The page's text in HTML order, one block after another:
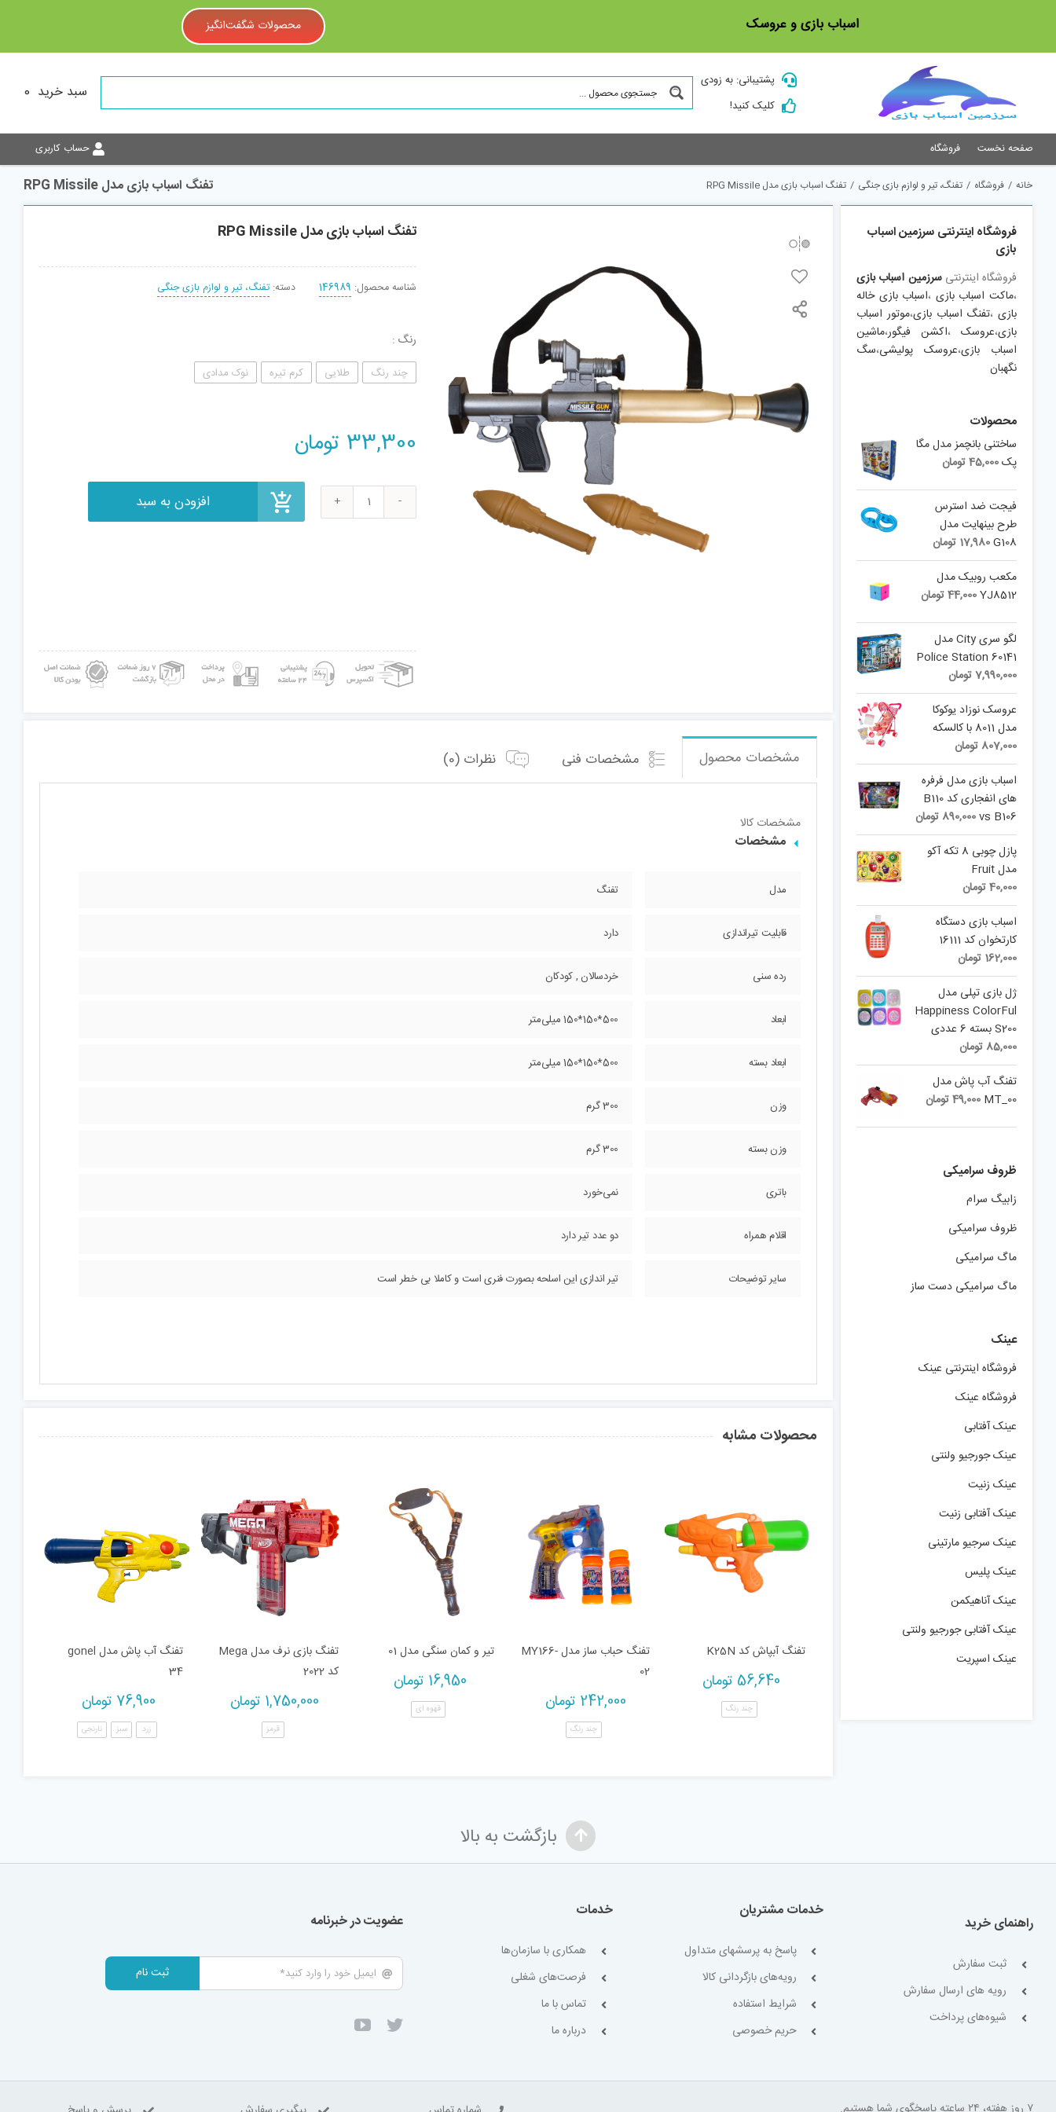
اسباب بازی و عروسک محصولات شگفت‌انگیز
پشتیبانی: به زودی
کلیک کنید!
سبد خرید 0
صفحه نخست فروشگاه حساب کاربری
تفنگ اسباب بازی مدل RPG Missile خانه / فروشگاه / تفنگ، تیر و لوازم بازی جنگی / تفنگ اسباب بازی مدل RPG Missile
تفنگ اسباب بازی مدل RPG Missile
شناسه محصول: 146989 دسته: تفنگ، تیر و لوازم بازی جنگی
رنگ
چند رنگ طلایی کرم تیره نوک مدادی
33,300 تومان
تفنگ
مشخصات محصول مشخصات فنی نظرات (0)
مشخصات کالا
مشخصات
مدل تفنگ
قابلیت تیراندازی دارد
رده سنی خردسالان , کودکان
ابعاد 500*150*150 میلی‌متر
ابعاد بسته 500*150*150 میلی‌متر
وزن 300 گرم
وزن بسته 300 گرم
باتری نمی‌خورد
اقلام همراه دو عدد تیر دارد
سایر توضیحات تیر اندازی این اسلحه بصورت فنری است و کاملا بی خطر است
محصولات مشابه
تفنگ آبپاش کد K25N
56,640 تومان
چند رنگ
تفنگ حباب ساز مدل MY166-
02
242,000 تومان
چند رنگ
تیر و کمان سنگی مدل 01
16,950 تومان
قهوه ای
تفنگ بازی نرف مدل Mega
کد 2022
1,750,000 تومان
قرمز
تفنگ آب پاش مدل gonel
34
76,900 تومان
زرد سبز نارنجی
فروشگاه اینترنتی سرزمین اسباب
بازی
فروشگاه اینترنتیسرزمین اسباب بازی
،ماکت اسباب بازی ،اسباب بازی خاله
بازی،تفنگ اسباب بازی،موتور اسباب
بازی،عروسک،اکشن فیگور،ماشین
اسباب بازی،عروسک پولیشی،سگ
نگهبان
محصولات
ساختنی بانچمز مدل مگا
پک45,000تومان
فیجت ضد استرس
طرح بینهایت مدل
G108
17,980 تومان
مکعب روبیک مدل
YJ8512
44,000تومان
لگو سری City مدل
Police Station 60141
7,990,000تومان
عروسک نوزاد یوکوکا
مدل 8011 با کالسکه
807,000 تومان
اسباب بازی مدل فرفره
های انفجاری کد B110
vs B106
890,000 تومان
پازل چوبی 8 تکه آکو
مدل Fruit
40,000تومان
اسباب بازی دستگاه
کارتخوان کد 16111
162,000 تومان
ژل بازی تپلی مدل
Happiness ColorFul
S200 بسته 6 عددی
85,000 تومان
تفنگ آب پاش مدل
MT_00
49,000تومان
ظروف سرامیکی
زابیگ سرام
ظروف سرامیکی
ماگ سرامیکی
ماگ سرامیکی دست ساز
عینک
فروشگاه اینترنتی عینک
فروشگاه عینک
عینک آفتابی
عینک جورجیو ولنتی
عینک زنیت
عینک آفتابی زنیت
عینک سرجیو مارتینی
عینک پلیس
عینک آناهیکمن
عینک آفتابی جورجیو ولنتی
عینک اسپریت
بازگشت به بالا
راهنمای خرید
ثبت سفارش
رویه های ارسال سفارش
شیوه‌های پرداخت
خدمات مشتریان
پاسخ به پرسشهای متداول
رویه‌های بازگردانی کالا
شرایط استفاده
حریم خصوصی
خدمات
همکاری با سازمان‌ها
فرصت‌های شغلی
تماس با ما
درباره ما
عضویت در خبرنامه
ثبت نام